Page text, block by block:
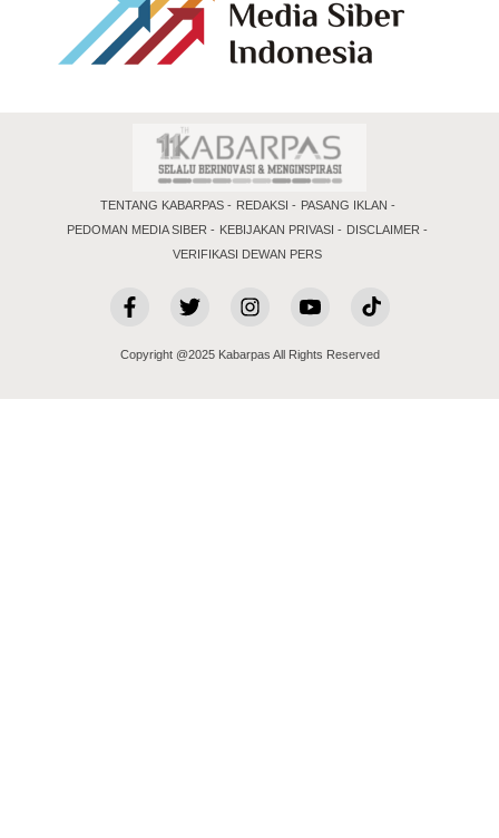
TENTANG KABARPAS REDAKSI
PASANG IKLAN
PEDOMAN MEDIA SIBER
KEBIJAKAN PRIVASI
DISCLAIMER
VERIFIKASI DEWAN PERS
Copyright @2025 Kabarpas All Rights Reserved